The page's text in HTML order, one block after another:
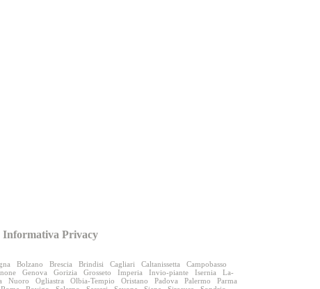
Informativa Privacy
Bolzano Brescia Brindisi Cagliari Caltanissetta
Campobasso
Genova Gorizia Grosseto Imperia Invio-piante Isernia
La-
Nuoro Ogliastra Olbia-Tempio Oristano Padova Palermo
Parma